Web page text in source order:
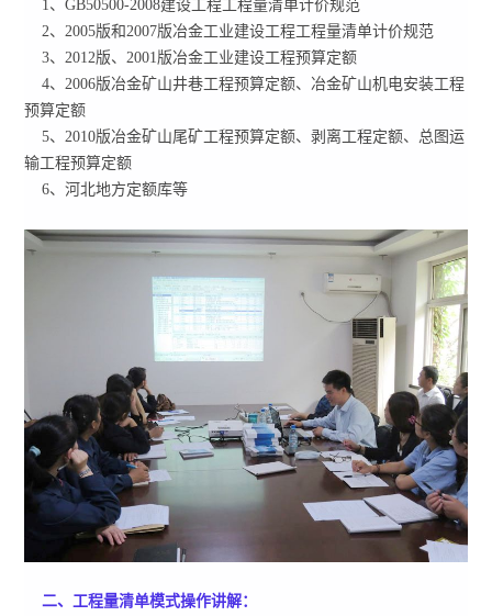
1、GB50500-2008建设工程工程量清单计价规范
2、2005版和2007版冶金工业建设工程工程量清单计价规范
3、2012版、2001版冶金工业建设工程预算定额
4、2006版冶金矿山井巷工程预算定额、冶金矿山机电安装工程
预算定额
5、2010版冶金矿山尾矿工程预算定额、剥离工程定额、总图运
输工程预算定额
6、河北地方定额库等
二、工程量清单模式操作讲解：